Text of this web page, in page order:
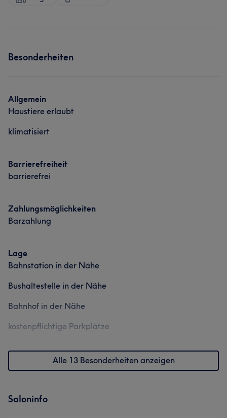
Besonderheiten
Allgemein
Haustiere erlaubt
klimatisiert
Barrierefreiheit
barrierefrei
Zahlungsmöglichkeiten
Barzahlung
Lage
Bahnstation in der Nähe
Bushaltestelle in der Nähe
Bahnhof in der Nähe
kostenpflichtige Parkplätze
Alle 13 Besonderheiten anzeigen
Saloninfo